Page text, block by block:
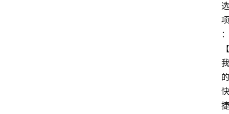
选
项
：
【
我
的
快
捷